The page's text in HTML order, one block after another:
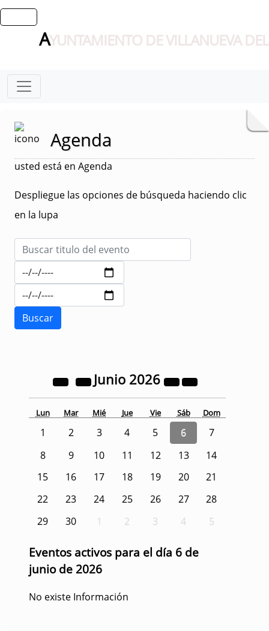
AYUNTAMIENTO DE VILLANUEVA
Agenda
usted está en Agenda
Despliegue las opciones de búsqueda haciendo clic
en la lupa
Junio 2026
Lun Mar Mié Jue Vie Sáb Dom
1 2 3 4 5 6
7
8
9 10 11 12 13
14
15
16 17 18 19 20
21
22
23 24 25 26 27
28
29
30 1 2 3 4 5
Eventos activos para el día 6 de
junio de 2026
No existe Información